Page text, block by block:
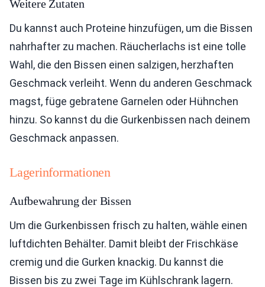
Weitere Zutaten
Du kannst auch Proteine hinzufügen, um die Bissen
nahrhafter zu machen. Räucherlachs ist eine tolle
Wahl, die den Bissen einen salzigen, herzhaften
Geschmack verleiht. Wenn du anderen Geschmack
magst, füge gebratene Garnelen oder Hühnchen
hinzu. So kannst du die Gurkenbissen nach deinem
Geschmack anpassen.
Lagerinformationen
Aufbewahrung der Bissen
Um die Gurkenbissen frisch zu halten, wähle einen
luftdichten Behälter. Damit bleibt der Frischkäse
cremig und die Gurken knackig. Du kannst die
Bissen bis zu zwei Tage im Kühlschrank lagern.